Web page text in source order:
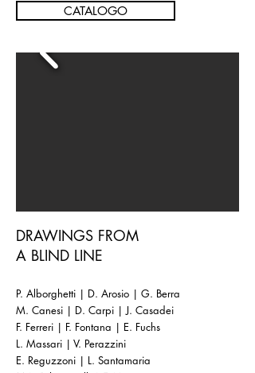
CATALOGO
DRAWINGS FROM
A BLIND LINE
P. Alborghetti | D. Arosio | G. Berra
M. Canesi | D. Carpi | J. Casadei
F. Ferreri | F. Fontana | E. Fuchs
L. Massari | V. Perazzini
E. Reguzzoni | L. Santamaria